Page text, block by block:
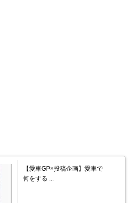
【愛車GP×投稿企画】愛車で
何をする ...